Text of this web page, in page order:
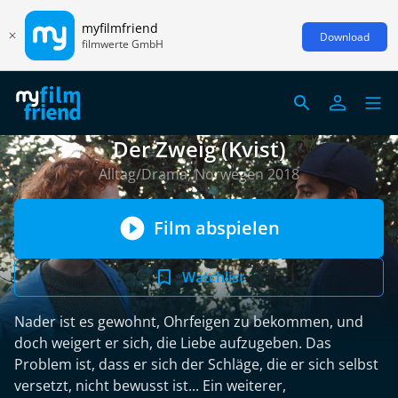
myfilmfriend
filmwerte GmbH Download
Der Zweig (Kvist)
Alltag/Drama, Norwegen 2018
Film abspielen
Watchlist
Nader ist es gewohnt, Ohrfeigen zu bekommen, und
doch weigert er sich, die Liebe aufzugeben. Das
Problem ist, dass er sich der Schläge, die er sich selbst
versetzt, nicht bewusst ist... Ein weiterer,